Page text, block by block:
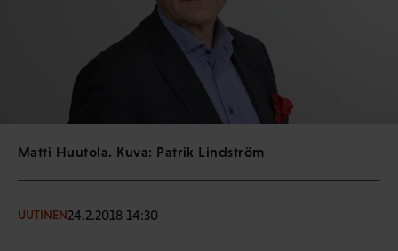
Matti Huutola. Kuva: Patrik Lindström
UUTINEN24.2.2018 14:30